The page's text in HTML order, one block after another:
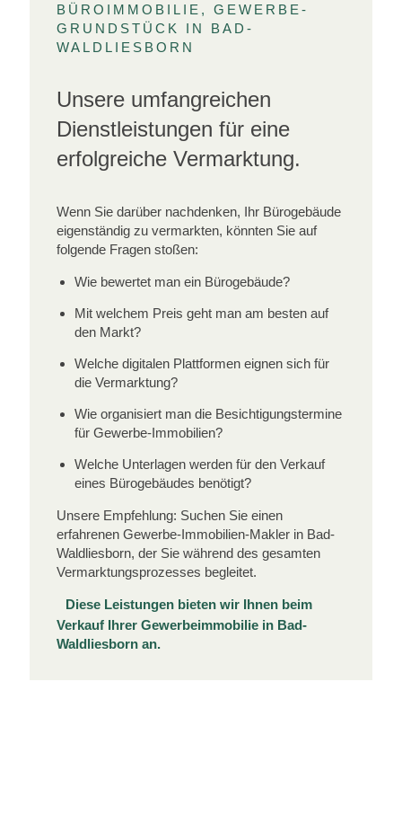
BÜROIMMOBILIE, GEWERBE-
GRUNDSTÜCK IN BAD-
WALDLIESBORN
Unsere umfangreichen
Dienstleistungen für eine
erfolgreiche Vermarktung.
Wenn Sie darüber nachdenken, Ihr Bürogebäude
eigenständig zu vermarkten, könnten Sie auf
folgende Fragen stoßen:
Wie bewertet man ein Bürogebäude?
Mit welchem Preis geht man am besten auf
den Markt?
Welche digitalen Plattformen eignen sich für
die Vermarktung?
Wie organisiert man die Besichtigungstermine
für Gewerbe-Immobilien?
Welche Unterlagen werden für den Verkauf
eines Bürogebäudes benötigt?
Unsere Empfehlung: Suchen Sie einen
erfahrenen Gewerbe-Immobilien-Makler in Bad-
Waldliesborn, der Sie während des gesamten
Vermarktungsprozesses begleitet.
Diese Leistungen bieten wir Ihnen beim
Verkauf Ihrer Gewerbeimmobilie in Bad-
Waldliesborn an.